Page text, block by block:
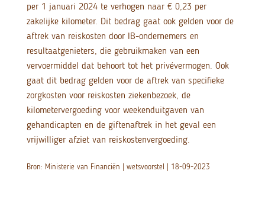
per 1 januari 2024 te verhogen naar € 0,23 per
zakelijke kilometer. Dit bedrag gaat ook gelden voor de
aftrek van reiskosten door IB-ondernemers en
resultaatgenieters, die gebruikmaken van een
vervoermiddel dat behoort tot het privévermogen. Ook
gaat dit bedrag gelden voor de aftrek van specifieke
zorgkosten voor reiskosten ziekenbezoek, de
kilometervergoeding voor weekenduitgaven van
gehandicapten en de giftenaftrek in het geval een
vrijwilliger afziet van reiskostenvergoeding.
Bron: Ministerie van Financiën | wetsvoorstel | 18-09-2023